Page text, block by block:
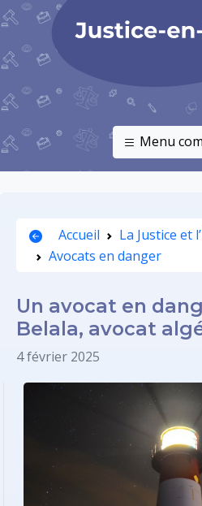
Menu
Accueil
La Justice et
Avocats en danger
Un avocat en
Belala, avocat
4 février 2025